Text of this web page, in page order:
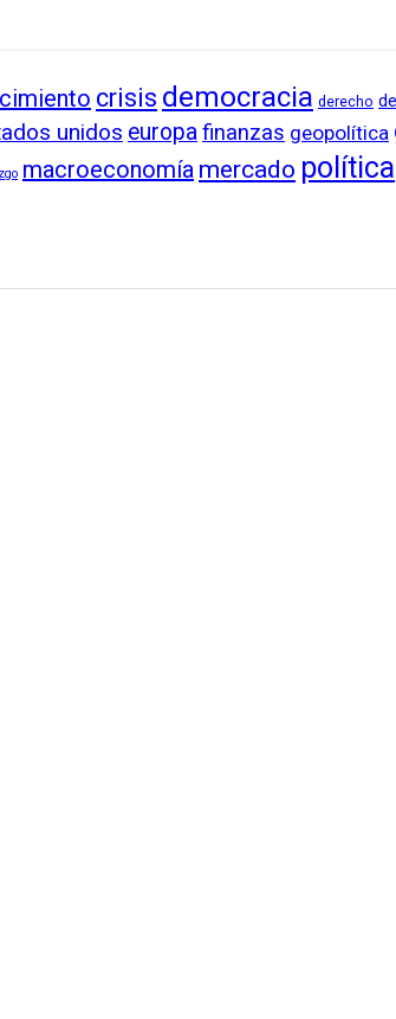
crisis democracia derecho
unidos europafinanzas geopolítica
macroeconomía mercado política